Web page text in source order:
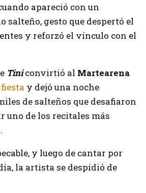
apareció con un
salteño, gesto que despertó el
y reforzó el vínculo con el
Tiniconvirtió al Martearena
y dejó una noche
de salteños que desafiaron
de los recitales más
y luego de cantar por
la artista se despidió de